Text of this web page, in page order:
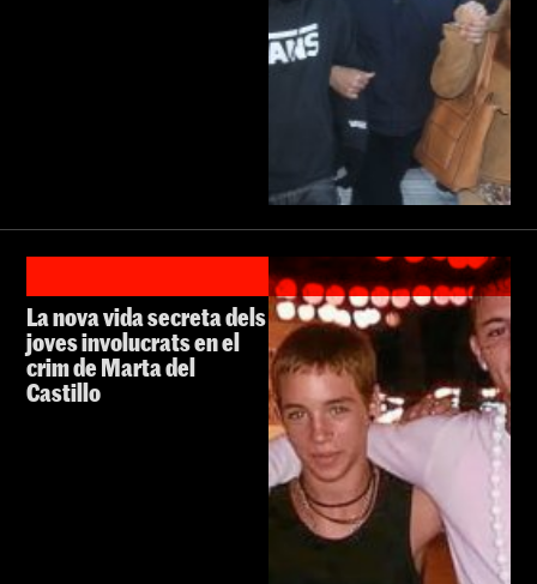
La nova vida secreta dels
joves involucrats en el
crim de Marta del
Castillo